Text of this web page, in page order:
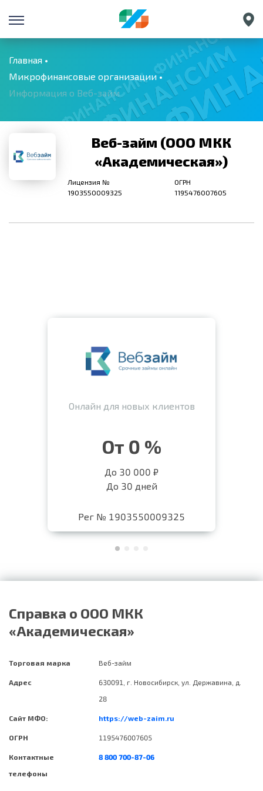
Санкт-Петербург
Екатеринбург
Краснодар
Нижний Новгород
Главная
Микрофинансовые организации
Информация о Веб-займ
Веб-займ (ООО МКК
«Академическая»)
Лицензия №
1903550009325
ОГРН
1195476007605
Онлайн для новых клиентов
От 0 %
До 30 000 ₽
До 30 дней
Рег № 1903550009325
Справка о ООО МКК
«Академическая»
Торговая марка Веб-займ
Адрес
630091, г. Новосибирск, ул. Державина, д.
28
Сайт МФО: https://web-zaim.ru
ОГРН 1195476007605
Контактные
телефоны
8 800 700-87-06